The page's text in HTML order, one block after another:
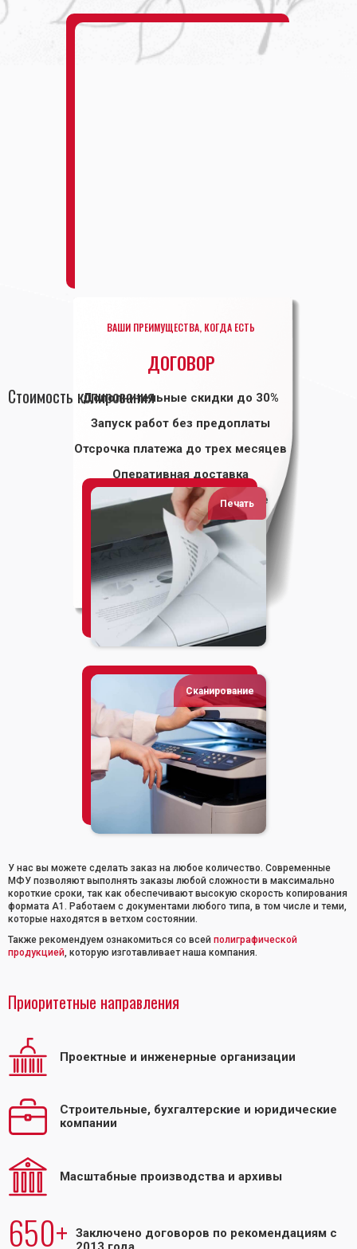
ВАШИ ПРЕИМУЩЕСТВА, КОГДА ЕСТЬ
ДОГОВОР
Дополнительные скидки до 30%
Запуск работ без предоплаты
Отсрочка платежа до трех месяцев
Оперативная доставка
Приоритетное обслуживание
Заключить
договор
Стоимость копирования
Печать
Сканирование
У нас вы можете сделать заказ на любое количество. Современные
МФУ позволяют выполнять заказы любой сложности в максимально
короткие сроки, так как обеспечивают высокую скорость копирования
формата А1. Работаем с документами любого типа, в том числе и теми,
которые находятся в ветхом состоянии.
Также рекомендуем ознакомиться со всей полиграфической
продукцией, которую изготавливает наша компания.
Приоритетные направления
Проектные и инженерные организации
Строительные, бухгалтерские и юридические
компании
Масштабные производства и архивы
650+
Заключено договоров по рекомендациям с